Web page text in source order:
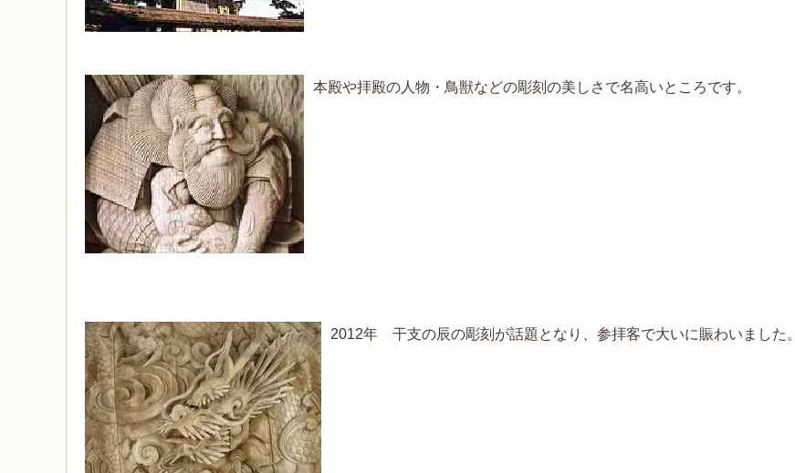
本殿や拝殿の人物・鳥獣などの彫刻の美しさで名高いところです。
2012年 干支の辰の彫刻が話題となり、参拝客で大いに賑わいました。